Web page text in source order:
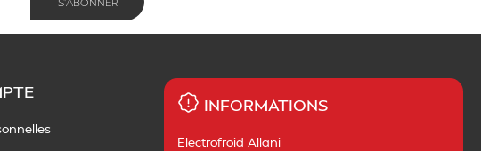
INFORMATIONS
Electrofroid Allani